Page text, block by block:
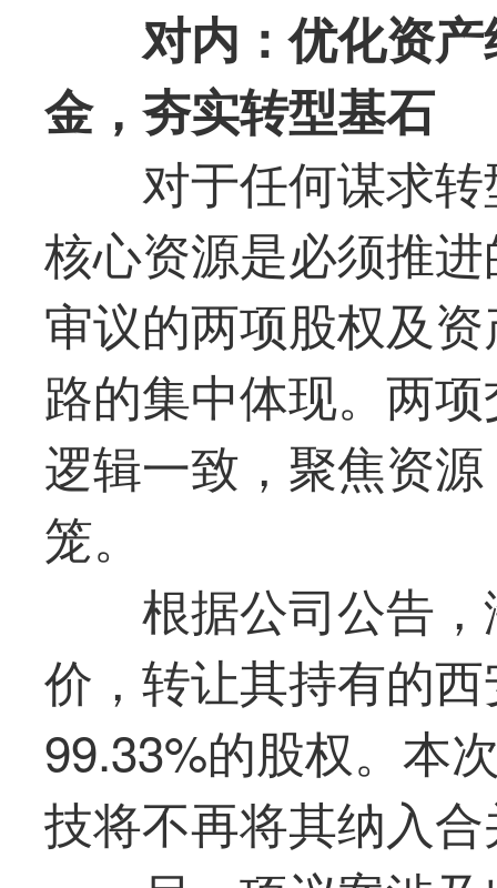
对内：优化资
金，夯实转型基石
对于任何谋求
核心资源是必须推
审议的两项股权及
路的集中体现。两
逻辑一致，聚焦资
笼。
根据公司公告，
价，转让其持有的
99.33%的股权。本
技将不再将其纳入